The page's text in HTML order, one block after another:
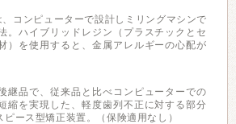
コンピューターで設計しミリングマシンで
。ハイブリッドレジン（プラスチックとセ
）を使用すると、金属アレルギーの心配が
継品で、従来品と比べコンピューターでの
縮を実現した、軽度歯列不正に対する部分
ース型矯正装置。（保険適用なし）